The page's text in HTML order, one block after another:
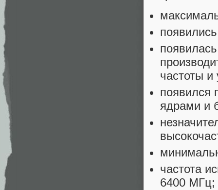
частоты
появился
ядрами и
частота
6400 МГц;